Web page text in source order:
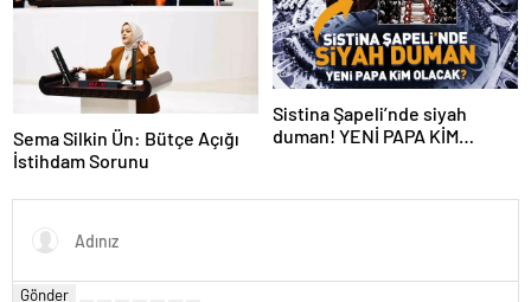
Sema Silkin Ün: Bütçe Açığı
İstihdam Sorunu
Sistina Şapeli’nde siyah
duman! YENİ PAPA KİM
Gönder